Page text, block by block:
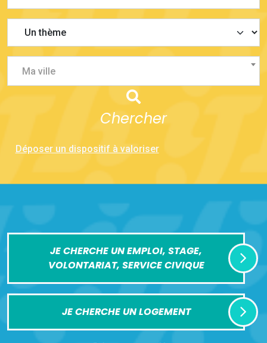
Ma ville
Chercher
Déposer un dispositif à valoriser
JE CHERCHE UN EMPLOI, STAGE,
VOLONTARIAT, SERVICE CIVIQUE
JE CHERCHE UN LOGEMENT